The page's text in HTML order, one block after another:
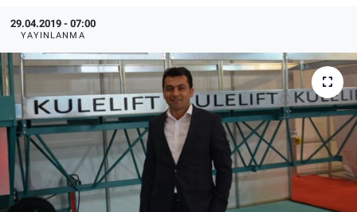
29.04.2019 - 07:00
YAYINLANMA
Endüstri 4.0 Uygulamaları
Ağır Sanayi Çözümleri